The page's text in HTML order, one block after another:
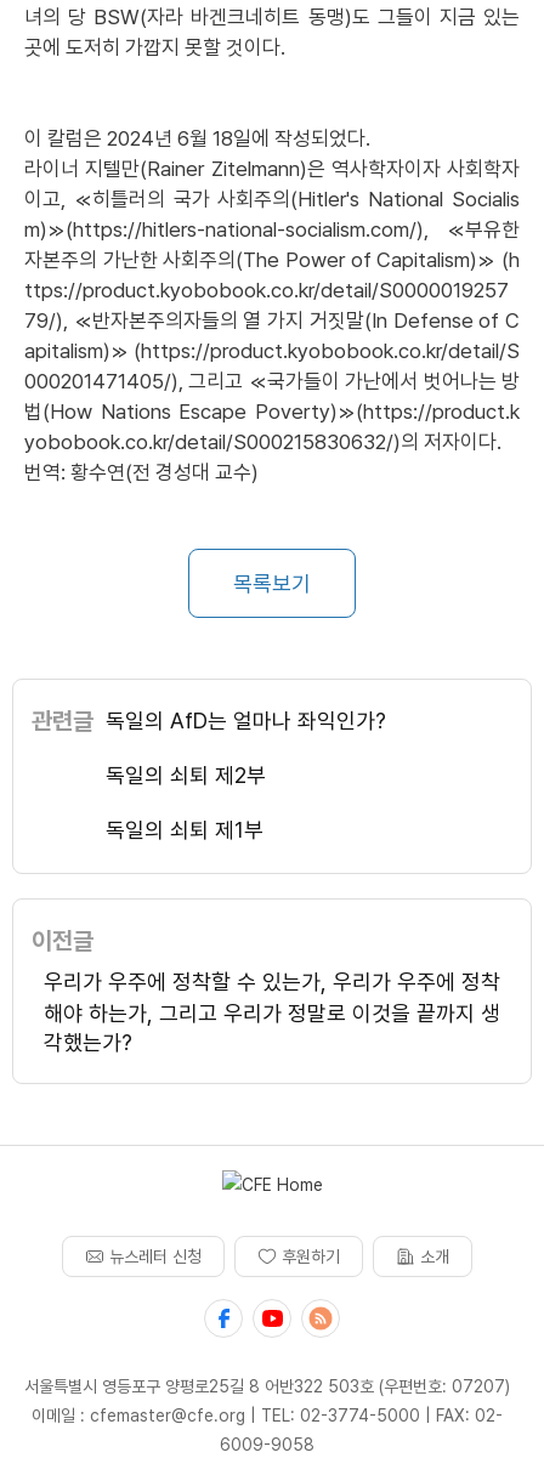
녀의 당 BSW(자라 바겐크네히트 동맹)도 그들이 지금 있는
곳에 도저히 가깝지 못할 것이다.
이 칼럼은 2024년 6월 18일에 작성되었다.
라이너 지텔만(Rainer Zitelmann)은 역사학자이자 사회학자
이고, ≪히틀러의 국가 사회주의(Hitler's National Socialis
m)≫(https://hitlers-national-socialism.com/), ≪부유한
자본주의 가난한 사회주의(The Power of Capitalism)≫ (h
ttps://product.kyobobook.co.kr/detail/S0000019257
79/), ≪반자본주의자들의 열 가지 거짓말(In Defense of C
apitalism)≫ (https://product.kyobobook.co.kr/detail/S
000201471405/), 그리고 ≪국가들이 가난에서 벗어나는 방
법(How Nations Escape Poverty)≫(https://product.k
yobobook.co.kr/detail/S000215830632/)의 저자이다.
번역: 황수연(전 경성대 교수)
목록보기
관련글 독일의 AfD는 얼마나 좌익인가?
독일의 쇠퇴 제2부
독일의 쇠퇴 제1부
이전글
우리가 우주에 정착할 수 있는가, 우리가 우주에 정착
해야 하는가, 그리고 우리가 정말로 이것을 끝까지 생
각했는가?
뉴스레터 신청 후원하기 소개
서울특별시 영등포구 양평로25길 8 어반322 503호 (우편번호: 07207)
이메일 : cfemaster@cfe.org
TEL: 02-3774-5000
FAX: 02-
6009-9058